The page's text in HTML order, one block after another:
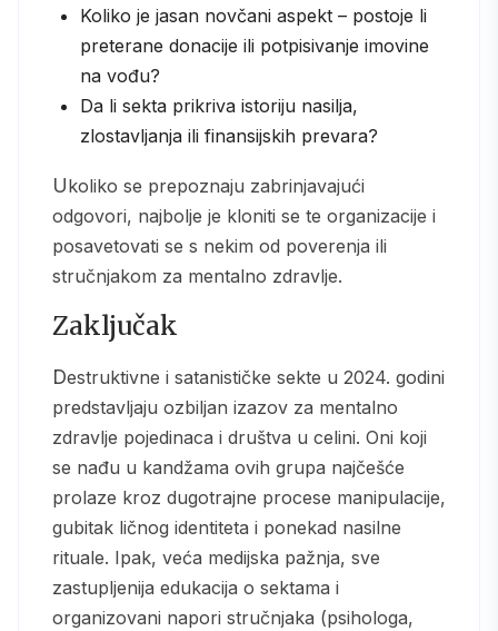
Koliko je jasan novčani aspekt – postoje li
preterane donacije ili potpisivanje imovine
na vođu?
Da li sekta prikriva istoriju nasilja,
zlostavljanja ili finansijskih prevara?
Ukoliko se prepoznaju zabrinjavajući
odgovori, najbolje je kloniti se te organizacije i
posavetovati se s nekim od poverenja ili
stručnjakom za mentalno zdravlje.
Zaključak
Destruktivne i satanističke sekte u 2024. godini
predstavljaju ozbiljan izazov za mentalno
zdravlje pojedinaca i društva u celini. Oni koji
se nađu u kandžama ovih grupa najčešće
prolaze kroz dugotrajne procese manipulacije,
gubitak ličnog identiteta i ponekad nasilne
rituale. Ipak, veća medijska pažnja, sve
zastupljenija edukacija o sektama i
organizovani napori stručnjaka (psihologa,